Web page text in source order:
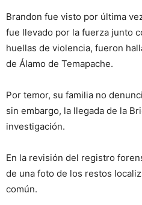
Brandon fue visto por última
fue llevado por la fuerza junto
huellas de violencia, fueron
de Álamo de Temapache.
Por temor, su familia no
sin embargo, la llegada de la
investigación.
En la revisión del registro
de una foto de los restos
común.